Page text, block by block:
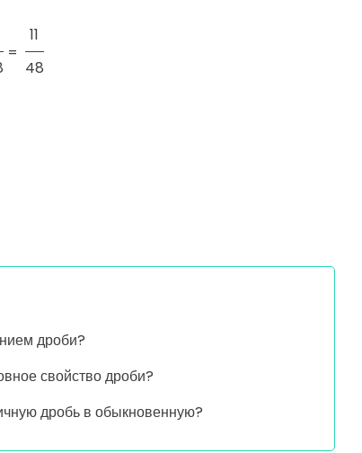
=
11
48
дроби?
свойство дроби?
дробь в обыкновенную?